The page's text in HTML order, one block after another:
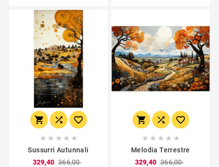
  
    
Sussurri Autunnali
329,40 366,00
  
    
Melodia Terrestre
329,40 366,00